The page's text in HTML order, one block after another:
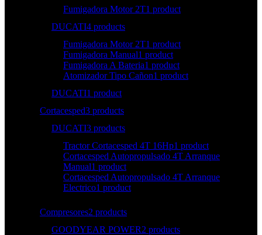
Fumigadora Motor 2T1 product
DUCATI4 products
Fumigadora Motor 2T1 product
Fumigadora Manual1 product
Fumigadora A Bateria1 product
Atomizador Tipo Cañon1 product
DUCATI1 product
Cortacesped3 products
DUCATI3 products
Tractor Cortacesped 4T 16Hp1 product
Cortacesped Autopropulsado 4T Arranque
Manual1 product
Cortacesped Autopropulsado 4T Arranque
Electrico1 product
Compresores2 products
GOODYEAR POWER2 products